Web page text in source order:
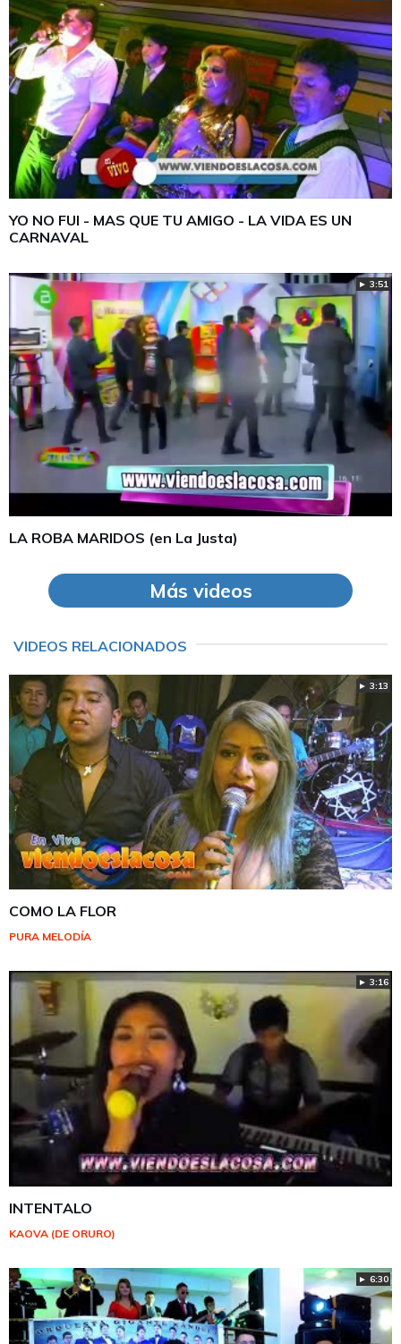
YO NO FUI - MAS QUE TU AMIGO - LA VIDA ES UN
CARNAVAL
► 3:51
LA ROBA MARIDOS (en La Justa)
Más videos
VIDEOS RELACIONADOS
► 3:13
COMO LA FLOR
PURA MELODÍA
► 3:16
INTENTALO
KAOVA (DE ORURO)
► 6:30